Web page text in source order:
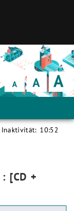
Schrift
klein Schrift
normal Schrift
groß
10:52
[CD +